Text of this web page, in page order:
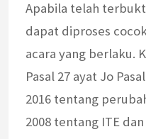
Apabila telah
dapat diproses
acara yang berlaku.
Pasal 27 ayat Jo
2016 tentang
2008 tentang ITE